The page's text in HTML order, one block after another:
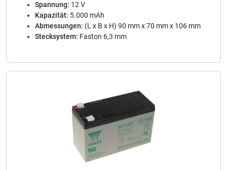
Spannung: 12 V
Kapazität: 5.000 mAh
Abmessungen: (L x B x H) 90 mm x 70 mm x 106 mm
Stecksystem: Faston 6,3 mm